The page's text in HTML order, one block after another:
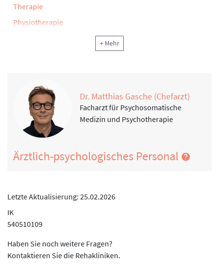
Therapie
Physiotherapie
Sport- und Bewegungstherapie
Klinische Sozialarbeit, Sozialtherapie
Klinische Psychologie
+ Mehr
Dr. Matthias Gasche (Chefarzt)
Facharzt für Psychosomatische
Medizin und Psychotherapie
Ärztlich-psychologisches Personal
Letzte Aktualisierung: 25.02.2026
IK
540510109
Haben Sie noch weitere Fragen?
Kontaktieren Sie die Rehakliniken.